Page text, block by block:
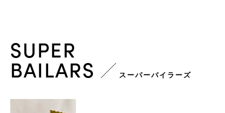
SUPER
BAILARS スーパーバイラーズ